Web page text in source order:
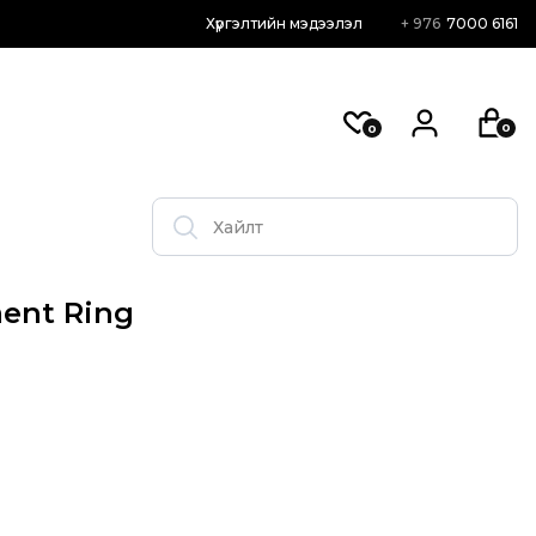
Хүргэлтийн мэдээлэл + 976 7000 6161
0 0
Ring